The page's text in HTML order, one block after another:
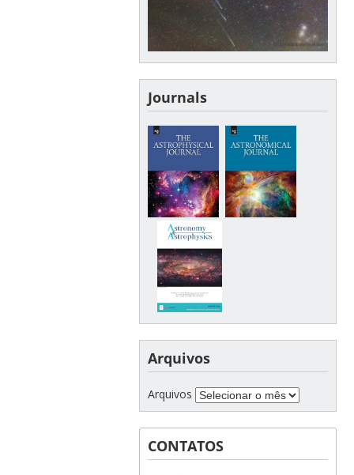
Journals
Arquivos
Arquivos
CONTATOS